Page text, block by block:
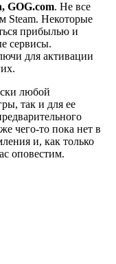
GOG.com. Не все
Steam. Некоторые
прибылью и
сервисы.
для активации
любой
так и для ее
чего-то пока нет в
и, как только
оповестим.